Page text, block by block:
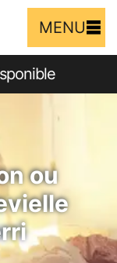
MENU
ou